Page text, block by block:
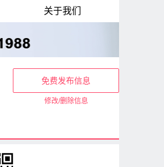
关于我们
免费发布信息
修改/删除信息